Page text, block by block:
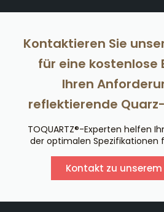
Kontaktieren Sie
für eine kostenlose
Ihren
reflektierende
TOQUARTZ®-Experten helfen
der optimalen Spezifikationen
Kontakt zu